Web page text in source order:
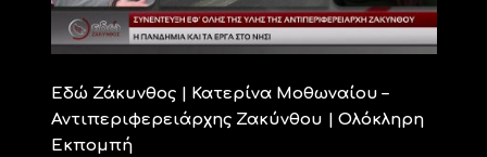
Εδώ Ζάκυνθος | Κατερίνα Μοθωναίου –
Αντιπεριφερειάρχης Ζακύνθου | Ολόκληρη
Εκπομπή